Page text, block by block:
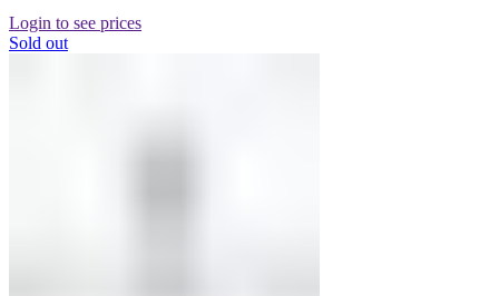
Login to see prices
Sold out